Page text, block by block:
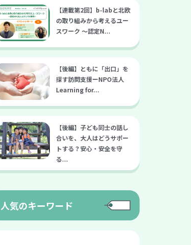
【連載第2回】b-labと北欧
の取り組みから考えるユー
スワーク 〜認定N...
【後編】ともに「出口」を
探す訪問支援ーNPO法人
Learning for...
【後編】子ども同士の話し
合いを、大人はどうサポー
トする？安心・安全を守
る...
人気のキーワード